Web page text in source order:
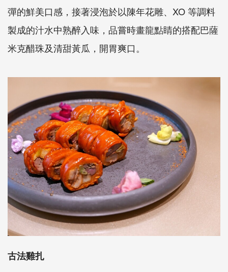
彈的鮮美口感，接著浸泡於以陳年花雕、XO 等調料
製成的汁水中熟醉入味，品嘗時畫龍點睛的搭配巴薩
米克醋珠及清甜黃瓜，開胃爽口。
古法雞扎